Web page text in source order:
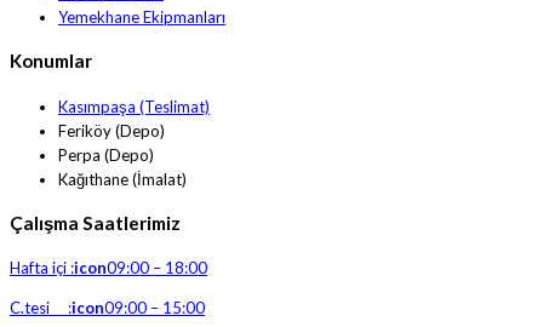
Yemekhane Ekipmanları
Konumlar
Kasımpaşa (Teslimat)
Feriköy (Depo)
Perpa (Depo)
Kağıthane (İmalat)
Çalışma Saatlerimiz
Hafta içi :icon09:00 – 18:00
C.tesi :icon09:00 – 15:00